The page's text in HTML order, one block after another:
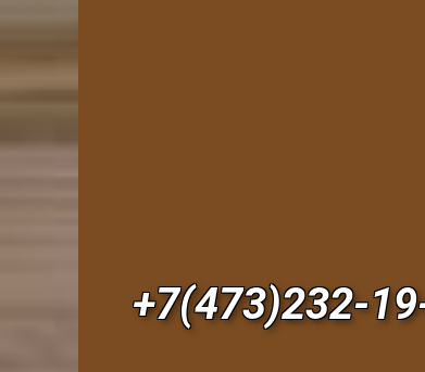
+7(473)232-